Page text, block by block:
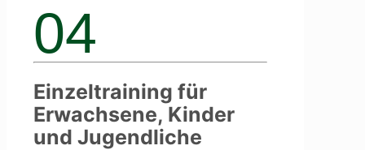
04
Einzeltraining für
Erwachsene, Kinder
und Jugendliche